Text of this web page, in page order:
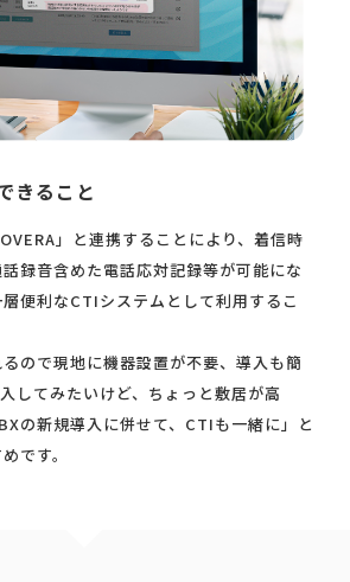
きること
」と連携することにより、着信時
録音含めた電話応対記録等が可能にな
便利なCTIシステムとして利用するこ
ので現地に機器設置が不要、導入も簡
してみたいけど、ちょっと敷居が高
の新規導入に併せて、CTIも一緒に」と
です。